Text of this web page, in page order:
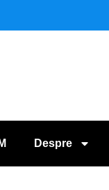
Despre